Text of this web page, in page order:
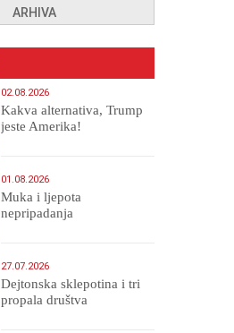
ARHIVA
02.08.2026
Kakva alternativa, Trump
jeste Amerika!
01.08.2026
Muka i ljepota
nepripadanja
27.07.2026
Dejtonska sklepotina i tri
propala društva